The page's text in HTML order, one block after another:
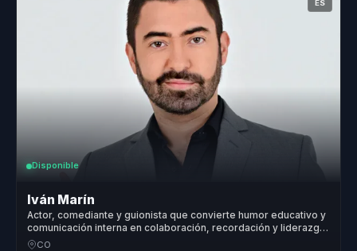
ES
Disponible
Iván Marín
Actor, comediante y guionista que convierte humor educativo y
comunicación interna en colaboración, recordación y liderazgo
para equipos.
CO